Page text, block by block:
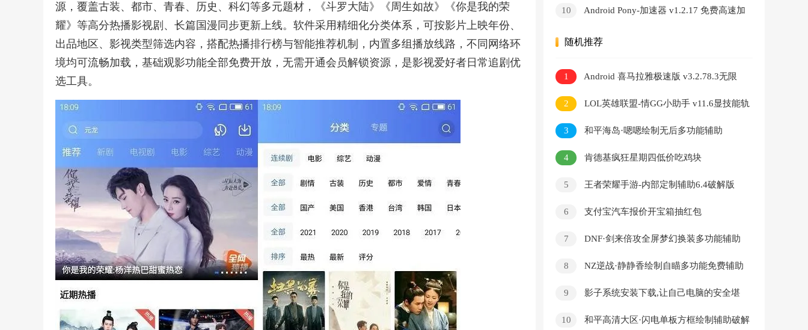
源，覆盖古装、都市、青春、历史、科幻等多元题材，《斗罗大陆》《周生如故》《你是我的荣
耀》等高分热播影视剧、长篇国漫同步更新上线。软件采用精细化分类体系，可按影片上映年份、
出品地区、影视类型筛选内容，搭配热播排行榜与智能推荐机制，内置多组播放线路，不同网络环
境均可流畅加载，基础观影功能全部免费开放，无需开通会员解锁资源，是影视爱好者日常追剧优
选工具。
10
Android Pony-加速器 v1.2.17 免费高速加
随机推荐
1
Android 喜马拉雅极速版 v3.2.78.3无限
听书时长
2
LOL英雄联盟-情GG小助手 v11.6显技能轨
迹CD范围
3
和平海岛·嗯嗯绘制无后多功能辅助
v9.16
4
肯德基疯狂星期四低价吃鸡块
5
王者荣耀手游-内部定制辅助6.4破解版
6
支付宝汽车报价开宝箱抽红包
7
DNF·剑来倍攻全屏梦幻换装多功能辅助
8
NZ逆战·静静香绘制自瞄多功能免费辅助
9
影子系统安装下载,让自己电脑的安全堪
10
和平高清大区·闪电单板方框绘制辅助破解